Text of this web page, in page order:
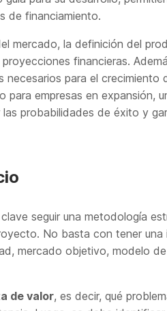
de financiamiento.
mercado, la definición del
financieras.
necesarios para el crecimiento
para empresas en expansión,
probabilidades de éxito y
seguir una metodología
No basta con tener una
mercado objetivo, modelo
de valor, es decir, qué